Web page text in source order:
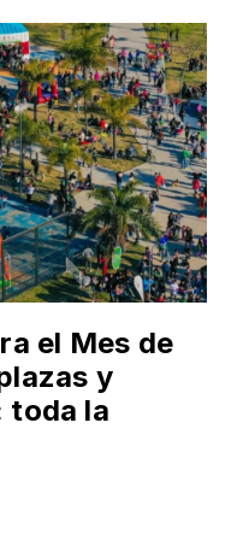
el Mes de
y
toda la